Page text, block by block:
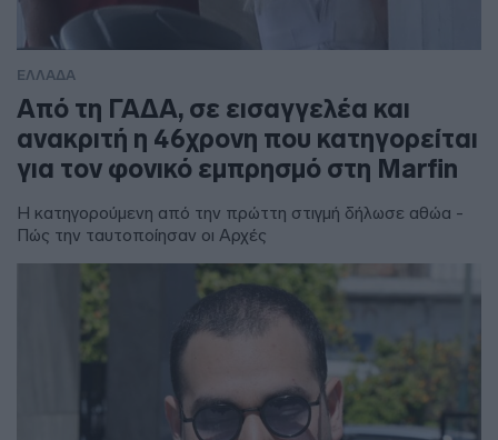
ΕΛΛΑΔΑ
Από τη ΓΑΔΑ, σε εισαγγελέα και
ανακριτή η 46χρονη που κατηγορείται
για τον φονικό εμπρησμό στη Marfin
Η κατηγορούμενη από την πρώττη στιγμή δήλωσε αθώα -
Πώς την ταυτοποίησαν οι Αρχές